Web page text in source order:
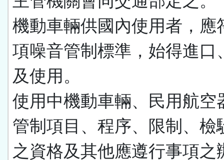
機動車輛供國內使用者，應
項噪音管制標準，始得進口
及使用。
使用中機動車輛、民用航空
管制項目、程序、限制、檢
之資格及其他應遵行事項之